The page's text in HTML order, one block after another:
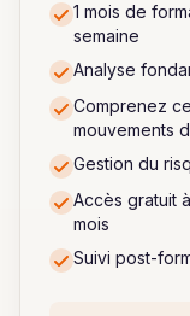
1 mois de
semaine
Analyse
Comprenez
mouvements
Gestion du
Accès gratuit
mois
Suivi post-